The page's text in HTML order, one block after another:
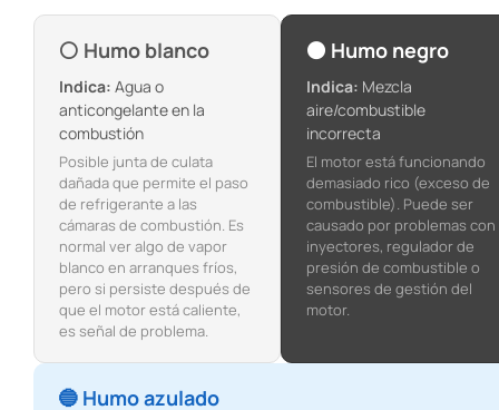
⚪ Humo blanco
Indica: Agua o
anticongelante en la
combustión
Posible junta de culata
dañada que permite el paso
de refrigerante a las
cámaras de combustión. Es
normal ver algo de vapor
blanco en arranques fríos,
pero si persiste después de
que el motor está caliente,
es señal de problema.
⚫ Humo negro
Indica: Mezcla
aire/combustible
incorrecta
El motor está funcionando
demasiado rico (exceso de
combustible). Puede ser
causado por problemas con
inyectores, regulador de
presión de combustible o
sensores de gestión del
motor.
🔵 Humo azulado